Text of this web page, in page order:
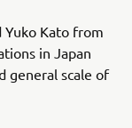
Yuko Kato from
in Japan
general scale of